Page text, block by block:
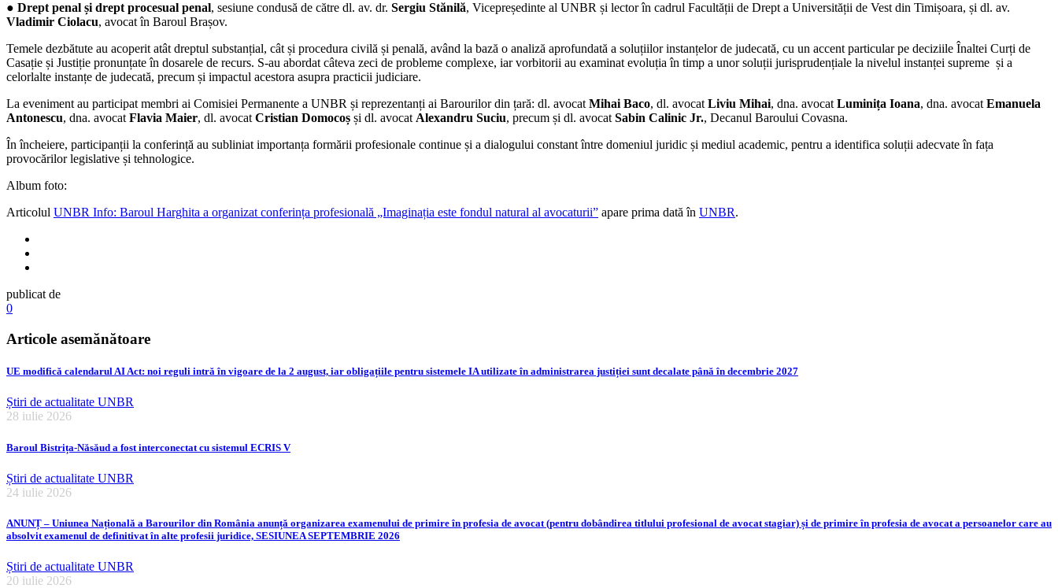
● Drept penal și drept procesual penal, sesiune condusă de către dl. av. dr. Sergiu Stănilă, Vicepreședinte al UNBR și lector în cadrul Facultății de Drept a Universității de Vest din Timișoara, și dl. av.
Vladimir Ciolacu, avocat în Baroul Brașov.
Temele dezbătute au acoperit atât dreptul substanțial, cât și procedura civilă și penală, având la bază o analiză aprofundată a soluțiilor instanțelor de judecată, cu un accent particular pe deciziile Înaltei Curți de
Casație și Justiție pronunțate în dosarele de recurs. S-au abordat câteva zeci de probleme complexe, iar vorbitorii au examinat evoluția în timp a unor soluții jurisprudențiale la nivelul instanței supreme și a
celorlalte instanțe de judecată, precum și impactul acestora asupra practicii judiciare.
La eveniment au participat membri ai Comisiei Permanente a UNBR și reprezentanți ai Barourilor din țară: dl. avocat Mihai Baco, dl. avocat Liviu Mihai, dna. avocat Luminița Ioana, dna. avocat Emanuela
Antonescu, dna. avocat Flavia Maier, dl. avocat Cristian Domocoș și dl. avocat Alexandru Suciu, precum și dl. avocat Sabin Calinic Jr., Decanul Baroului Covasna.
În încheiere, participanții la conferință au subliniat importanța formării profesionale continue și a dialogului constant între domeniul juridic și mediul academic, pentru a identifica soluții adecvate în fața
provocărilor legislative și tehnologice.
Album foto:
Articolul UNBR Info: Baroul Harghita a organizat conferința profesională „Imaginația este fondul natural al avocaturii” apare prima dată în UNBR.
publicat de
0
Articole asemănătoare
UE modifică calendarul AI Act: noi reguli intră în vigoare de la 2 august, iar obligațiile pentru sistemele IA utilizate în administrarea justiției sunt decalate până în decembrie 2027
Știri de actualitate UNBR
28 iulie 2026
Baroul Bistrița-Năsăud a fost interconectat cu sistemul ECRIS V
Știri de actualitate UNBR
24 iulie 2026
ANUNȚ – Uniunea Națională a Barourilor din România anunță organizarea examenului de primire în profesia de avocat (pentru dobândirea titlului profesional de avocat stagiar) și de primire în profesia de avocat a persoanelor care au
absolvit examenul de definitivat în alte profesii juridice, SESIUNEA SEPTEMBRIE 2026
Știri de actualitate UNBR
20 iulie 2026